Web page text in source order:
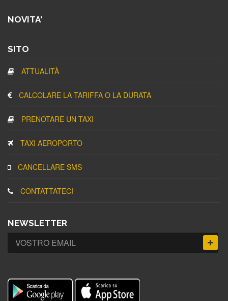
NOVITA'
SITO
ATTUALITÀ
CALCOLARE LA TARIFFA O LA DURATA
PRENOTARE UN TAXI
TAXI AEROPORTO
CANCELLARE SMS
CONTATTATECI
NEWSLETTER